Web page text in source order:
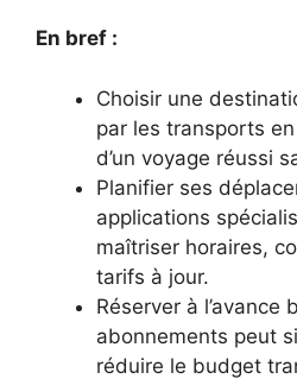
En bref :
Choisir une
par les transports
d’un voyage réussi
Planifier ses
applications
maîtriser horaires,
tarifs à jour.
Réserver à l’avance
abonnements peut
réduire le budget